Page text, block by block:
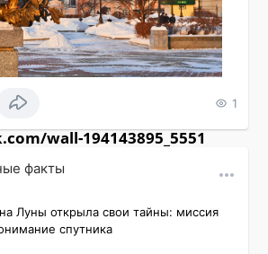
1
wall-194143895_5551
факты
Луны открыла свои тайны: миссия
спутника